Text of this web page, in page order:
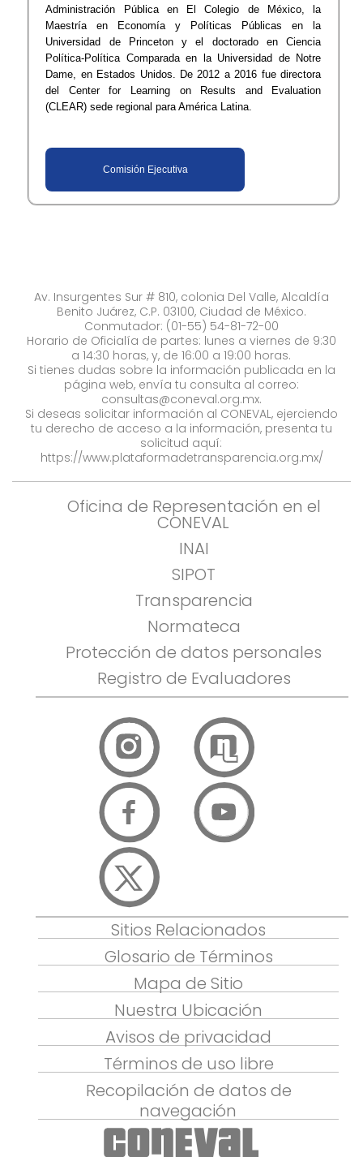
Administración Pública en El Colegio de México, la
Maestría en Economía y Políticas Públicas en la
Universidad de Princeton y el doctorado en Ciencia
Política-Política Comparada en la Universidad de Notre
Dame, en Estados Unidos. De 2012 a 2016 fue directora
del Center for Learning on Results and Evaluation
(CLEAR) sede regional para América Latina.
Comisión Ejecutiva​​​​​
Av. Insurgentes Sur # 810, colonia Del Valle, Alcaldía
Benito Juárez, C.P. 03100, Ciudad de México.
Conmutador: (01-55) 54-81-72-00
Horario de Oficialía de partes: lunes a viernes de 9:30
a 14:30 horas, y, de 16:00 a 19:00 horas.
Si tienes dudas sobre la información publicada en la
página web, envía tu consulta al correo:
consultas@coneval.org.mx.
Si deseas solicitar información al CONEVAL, ejerciendo
tu derecho de acceso a la información, presenta tu
solicitud aquí:
https://www.plataformadetransparencia.org.mx/
Oficina de Representación en el
CONEVAL
INAI
SIPOT
Transparencia
Normateca
Protección de datos personales
Registro de Evaluadores
Sitios Relacionados
Glosario de Términos
Mapa de Sitio
Nuestra Ubicación
Avisos de privacidad
Términos de uso libre
Recopilación de datos de
navegación